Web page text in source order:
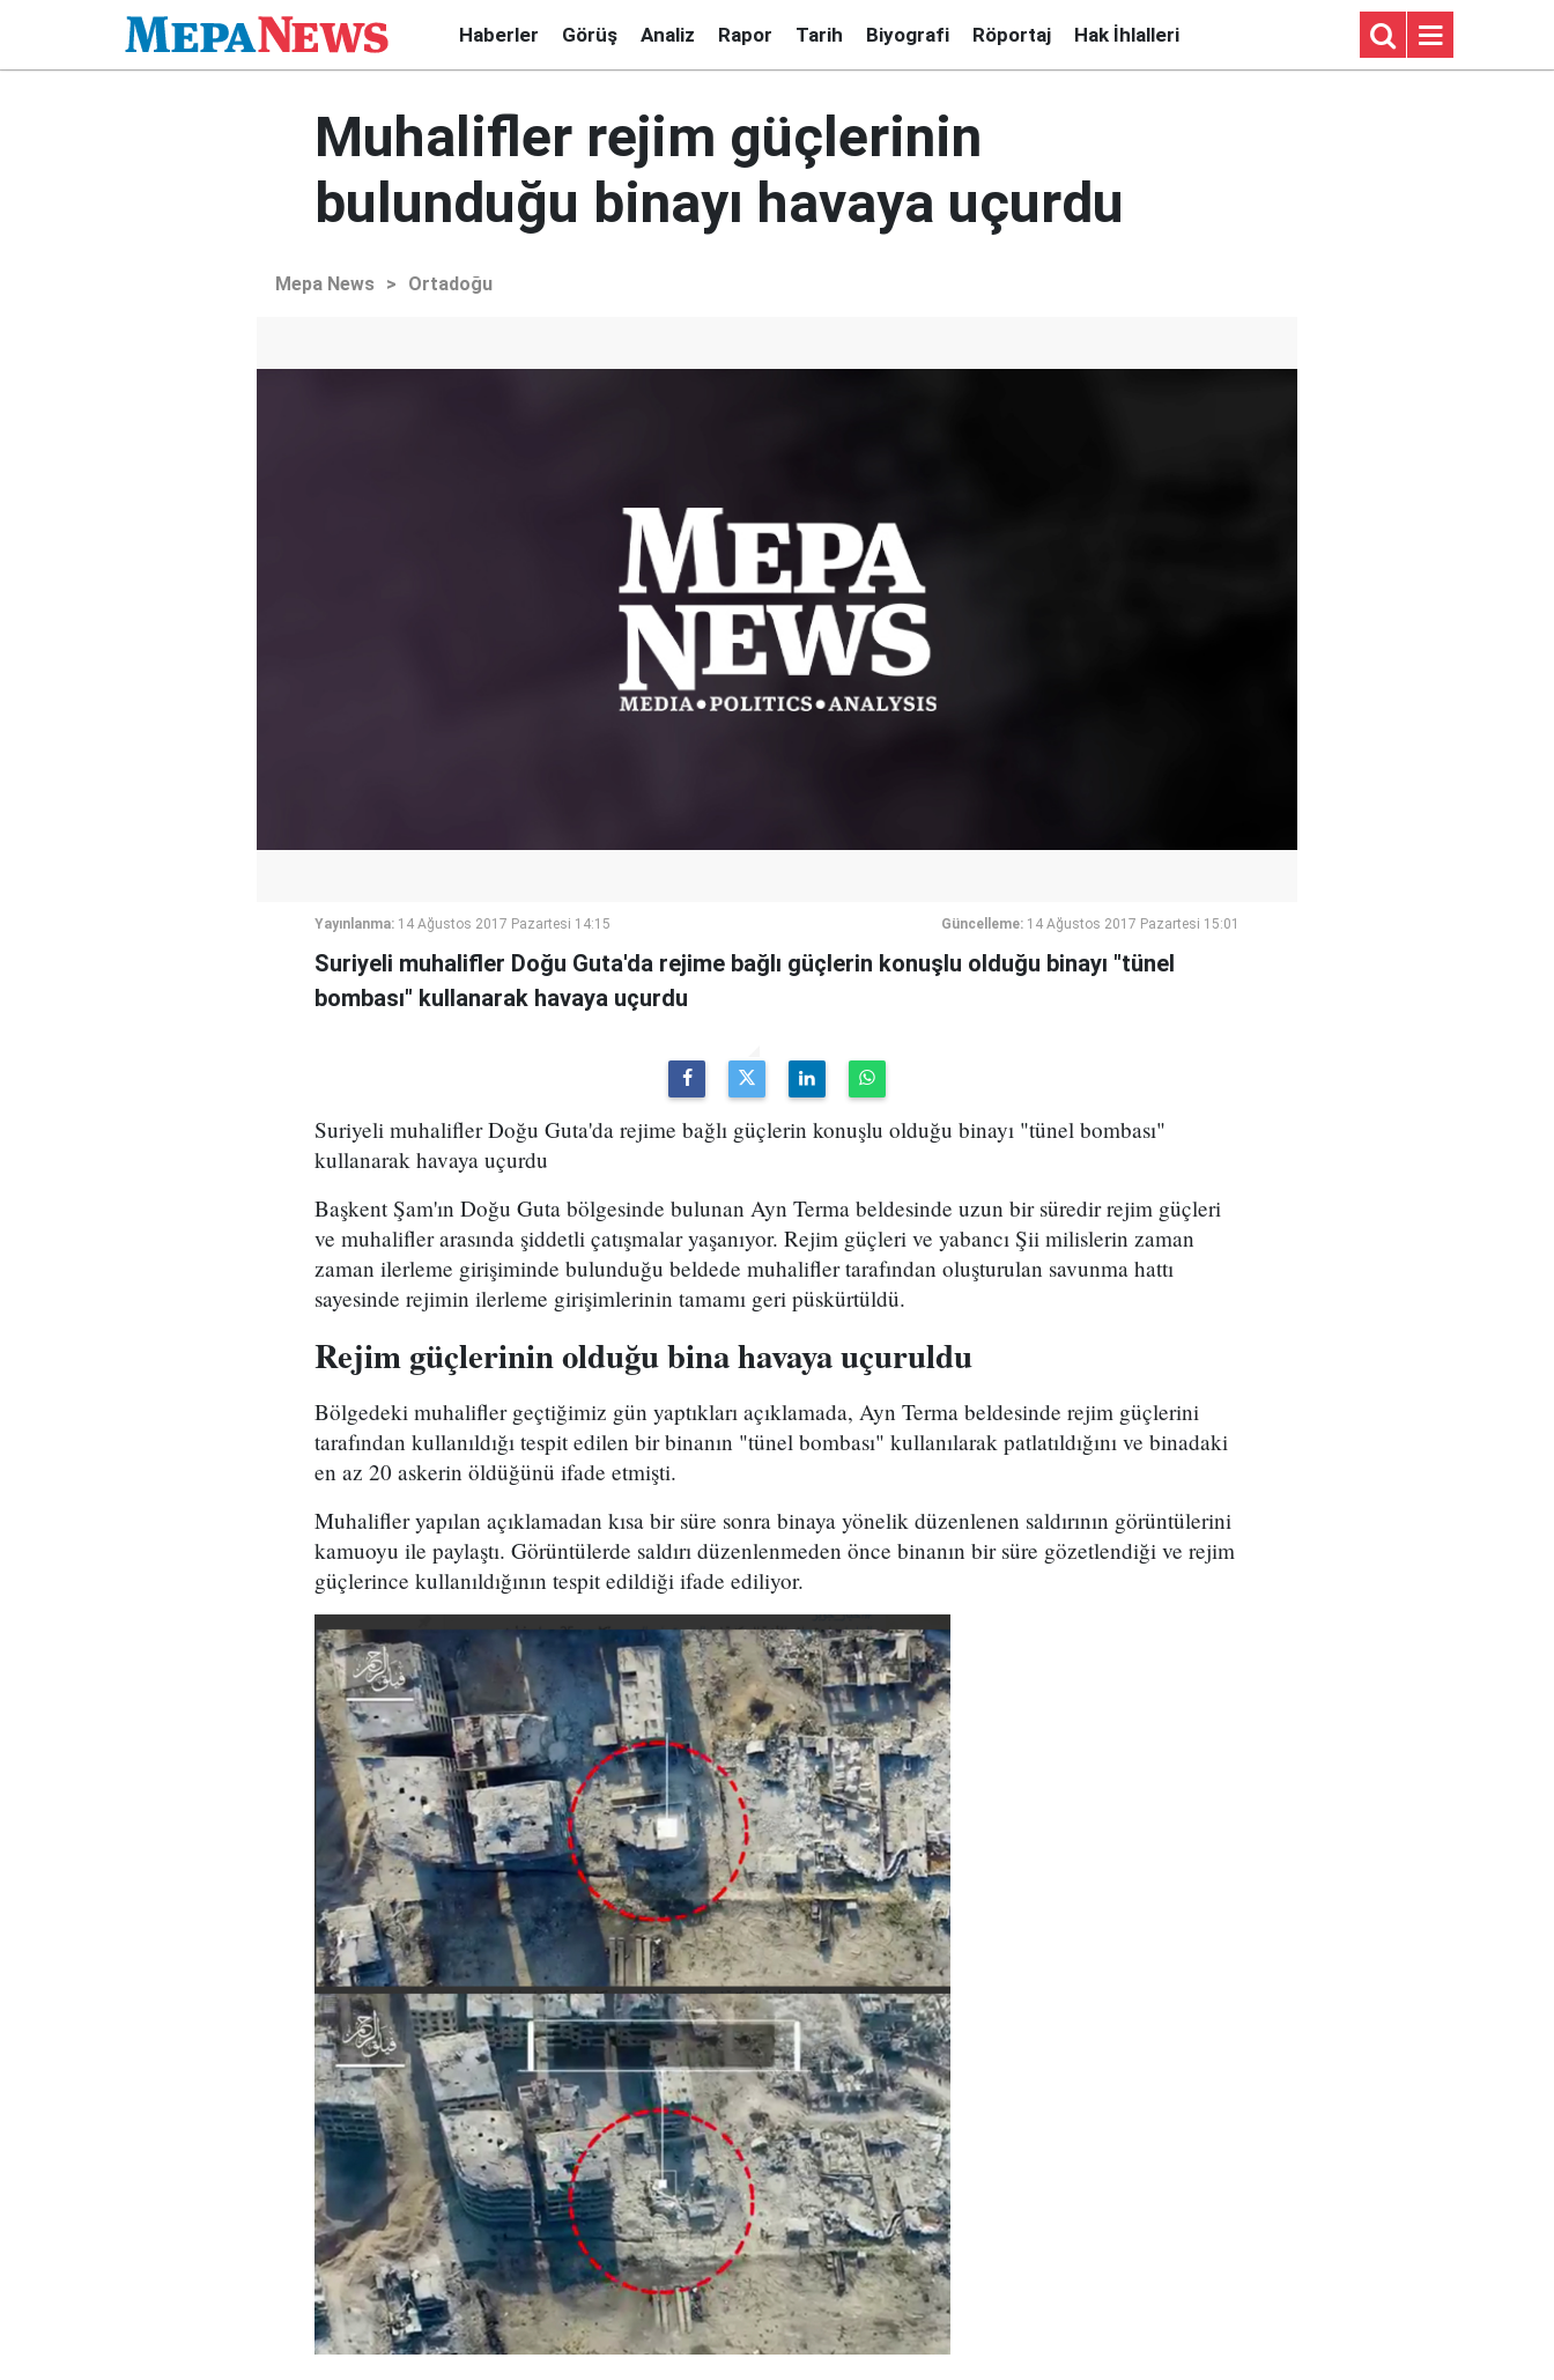
Haberler Görüş Analiz Rapor Tarih Biyografi Röportaj Hak İhlalleri
Muhalifler rejim güçlerinin
bulunduğu binayı havaya uçurdu
Mepa News > Ortadoğu
Yayınlanma: 14 Ağustos 2017 Pazartesi 14:15 Güncelleme: 14 Ağustos 2017 Pazartesi 15:01
Suriyeli muhalifler Doğu Guta'da rejime bağlı güçlerin konuşlu olduğu binayı "tünel
bombası" kullanarak havaya uçurdu
Suriyeli muhalifler Doğu Guta'da rejime bağlı güçlerin konuşlu olduğu binayı "tünel bombası"
kullanarak havaya uçurdu
Başkent Şam'ın Doğu Guta bölgesinde bulunan Ayn Terma beldesinde uzun bir süredir rejim güçleri
ve muhalifler arasında şiddetli çatışmalar yaşanıyor. Rejim güçleri ve yabancı Şii milislerin zaman
zaman ilerleme girişiminde bulunduğu beldede muhalifler tarafından oluşturulan savunma hattı
sayesinde rejimin ilerleme girişimlerinin tamamı geri püskürtüldü.
Rejim güçlerinin olduğu bina havaya uçuruldu
Bölgedeki muhalifler geçtiğimiz gün yaptıkları açıklamada, Ayn Terma beldesinde rejim güçlerini
tarafından kullanıldığı tespit edilen bir binanın "tünel bombası" kullanılarak patlatıldığını ve binadaki
en az 20 askerin öldüğünü ifade etmişti.
Muhalifler yapılan açıklamadan kısa bir süre sonra binaya yönelik düzenlenen saldırının görüntülerini
kamuoyu ile paylaştı. Görüntülerde saldırı düzenlenmeden önce binanın bir süre gözetlendiği ve rejim
güçlerince kullanıldığının tespit edildiği ifade ediliyor.